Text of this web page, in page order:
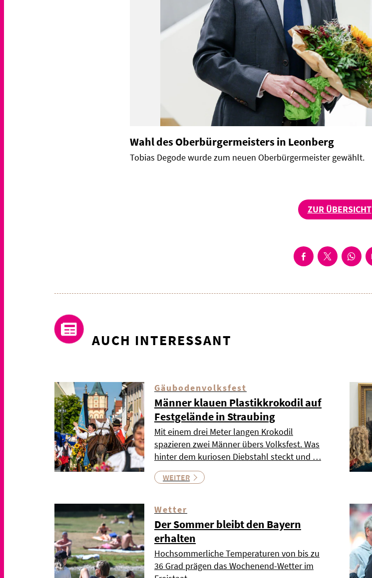
Wahl des Oberbürgermeisters in Leonberg
Tobias Degode wurde zum neuen Oberbürgermeister gewählt.
ZUR ÜBERSICHT
AUCH INTERESSANT
Gäubodenvolksfest
Männer klauen Plastikkrokodil auf
Festgelände in Straubing
Mit einem drei Meter langen Krokodil
spazieren zwei Männer übers Volksfest. Was
hinter dem kuriosen Diebstahl steckt und …
WEITER
Wetter
Der Sommer bleibt den Bayern
erhalten
Hochsommerliche Temperaturen von bis zu
36 Grad prägen das Wochenend-Wetter im